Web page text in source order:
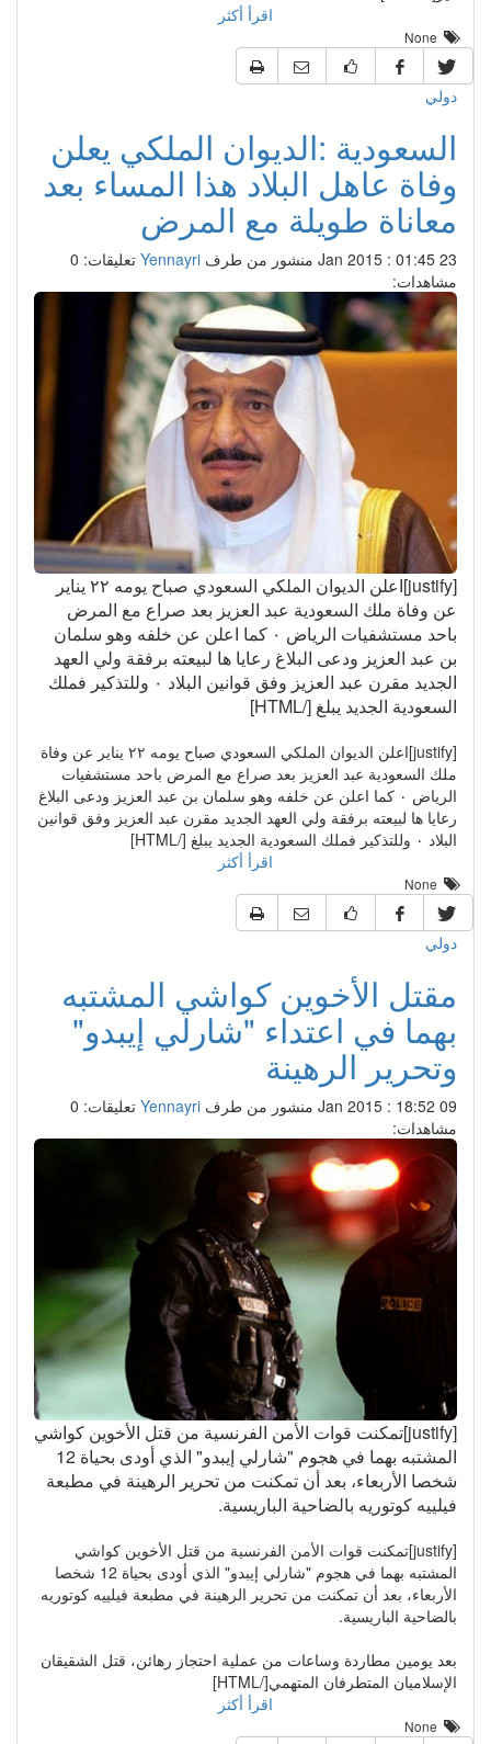
اقرأ أكثر
None
دولي
السعودية :الديوان الملكي يعلن
وفاة عاهل البلاد هذا المساء بعد
معاناة طويلة مع المرض
منشور من طرفYennayri تعليقات: 0
مشاهدات:
[justify]اعلن الديوان الملكي السعودي صباح يومه ٢٢ يناير
عن وفاة ملك السعودية عبد العزيز بعد صراع مع المرض
باحد مستشفيات الرياض ٠ كما اعلن عن خلفه وهو سلمان
بن عبد العزيز ودعى البلاغ رعايا ها لبيعته برفقة ولي العهد
الجديد مقرن عبد العزيز وفق قوانين البلاد ٠ وللتذكير فملك
السعودية الجديد يبلغ [/HTML]
[justify]اعلن الديوان الملكي السعودي صباح يومه ٢٢ يناير عن وفاة
ملك السعودية عبد العزيز بعد صراع مع المرض باحد مستشفيات
الرياض ٠ كما اعلن عن خلفه وهو سلمان بن عبد العزيز ودعى البلاغ
رعايا ها لبيعته برفقة ولي العهد الجديد مقرن عبد العزيز وفق قوانين
البلاد ٠ وللتذكير فملك السعودية الجديد يبلغ [/HTML]
اقرأ أكثر
None
دولي
مقتل الأخوين كواشي المشتبه
بهما في اعتداء "شارلي إيبدو"
وتحرير الرهينة
منشور من طرفYennayri تعليقات: 0
مشاهدات:
[justify]تمكنت قوات الأمن الفرنسية من قتل الأخوين كواشي
المشتبه بهما في هجوم "شارلي إيبدو" الذي أودى بحياة 12
شخصا الأربعاء، بعد أن تمكنت من تحرير الرهينة في مطبعة
فيلييه كوتوريه بالضاحية الباريسية.
[justify]تمكنت قوات الأمن الفرنسية من قتل الأخوين كواشي
المشتبه بهما في هجوم "شارلي إيبدو" الذي أودى بحياة 12 شخصا
الأربعاء، بعد أن تمكنت من تحرير الرهينة في مطبعة فيلييه كوتوريه
بالضاحية الباريسية.
بعد يومين مطاردة وساعات من عملية احتجاز رهائن، قتل الشقيقان
الإسلاميان المتطرفان المتهمي[/HTML]
اقرأ أكثر
None